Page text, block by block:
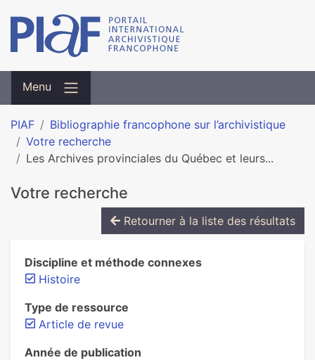
Menu
PIAF
Bibliographie francophone sur l’archivistique
Votre recherche
Les Archives provinciales du Québec et leurs...
Votre recherche
Retourner à la liste des résultats
Discipline et méthode connexes
Histoire
Type de ressource
Article de revue
Année de publication